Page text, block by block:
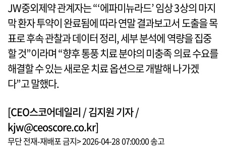
JW중외제약 관계자는 “‘에파미뉴라드’ 임상 3상의 마지
막 환자 투약이 완료됨에 따라 연말 결과보고서 도출을 목
표로 후속 관찰과 데이터 정리, 세부 분석에 역량을 집중
할 것”이라며 “향후 통풍 치료 분야의 미충족 의료 수요를
해결할 수 있는 새로운 치료 옵션으로 개발해 나가겠
다”고 말했다.
[CEO스코어데일리 / 김지원 기자 /
kjw@ceoscore.co.kr]
무단 전재-재배포 금지> 2026-04-28 07:00:00 송고